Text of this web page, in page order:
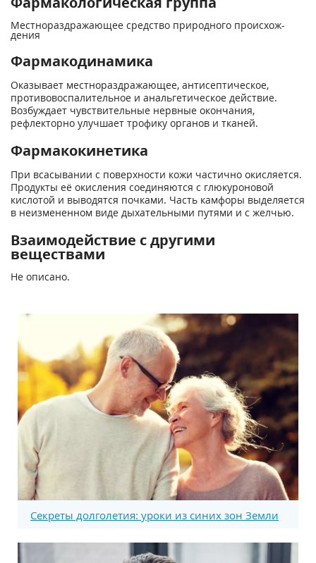
Местнораздражающее средство природного происхож­
дения
Фармакодинамика
Оказывает местнораздражающее, антисептическое,
противовоспалительное и анальгетическое действие.
Возбуждает чувствительные нервные окончания,
рефлекторно улучшает трофику органов и тканей.
Фармакокинетика
При всасывании с поверхности кожи частично окисляется.
Продукты её окисления соединяются с глюкуроновой
кислотой и выводятся почками. Часть камфоры выделяется
в неизмененном виде дыхательными путями и с желчью.
Взаимодействие с другими
веществами
Не описано.
Секреты долголетия: уроки из синих зон Земли